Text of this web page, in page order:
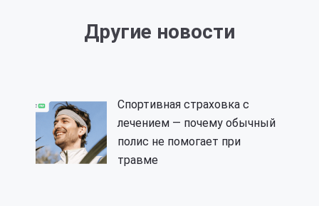
Другие новости
Спортивная страховка с
лечением — почему обычный
полис не помогает при
травме